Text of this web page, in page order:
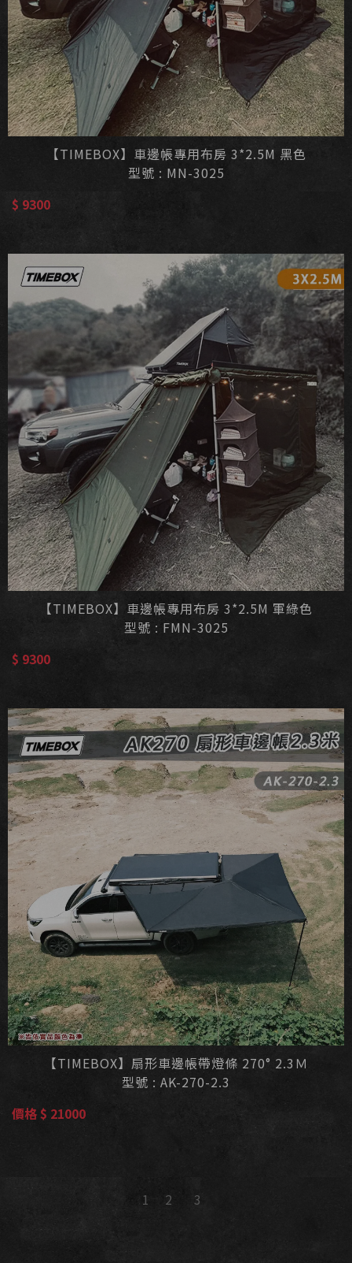
【TIMEBOX】車邊帳專用布房 3*2.5M 黑色
型號 : MN-3025
$ 9300
【TIMEBOX】車邊帳專用布房 3*2.5M 軍綠色
型號 : FMN-3025
$ 9300
【TIMEBOX】扇形車邊帳帶燈條 270° 2.3Ｍ
型號 : AK-270-2.3
價格 $ 21000
1 2 3